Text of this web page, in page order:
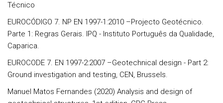
Técnico
EUROCÓDIGO 7. NP EN 1997-1:2010 –Projecto Geotécnico.
Parte 1: Regras Gerais. IPQ - Instituto Português da Qualidade,
Caparica.
EUROCODE 7. EN 1997-2:2007 –Geotechnical design - Part 2:
Ground investigation and testing, CEN, Brussels.
Manuel Matos Fernandes (2020) Analysis and design of